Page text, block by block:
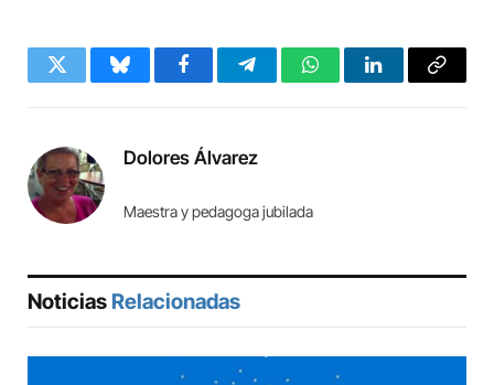
Twitter BlueskyFacebookTelegramWhatsAppLinkedInCopy
Dolores Álvarez
Maestra y pedagoga jubilada
Noticias Relacionadas